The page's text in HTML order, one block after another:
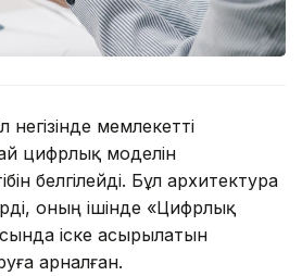
негізінде мемлекетті
цифрлық моделін
белгілейді. Бұл архитектура
оның ішінде «Цифрлық
іске асырылатын
арналған.